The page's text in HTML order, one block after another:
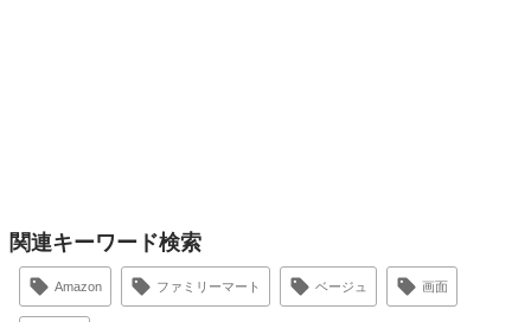
関連キーワード検索
Amazon ファミリーマート ベージュ 画面